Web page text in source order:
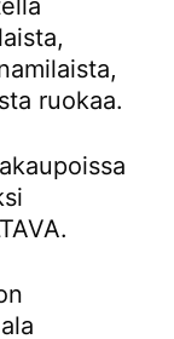
ruokaa.